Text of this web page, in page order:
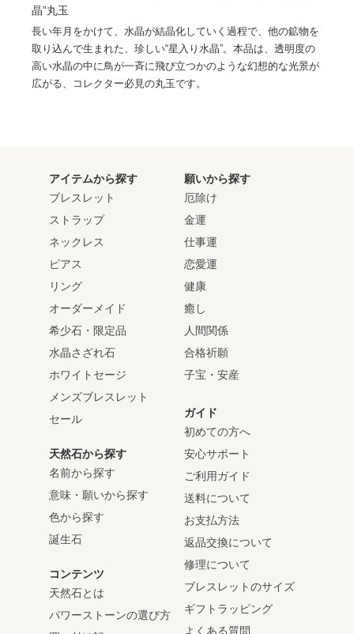
晶”丸玉
長い年月をかけて、水晶が結晶化していく過程で、他の鉱物を
取り込んで生まれた、珍しい“星入り水晶”。本品は、透明度の
高い水晶の中に鳥が一斉に飛び立つかのような幻想的な光景が
広がる、コレクター必見の丸玉です。
アイテムから探す
ブレスレット
ストラップ
ネックレス
ピアス
リング
オーダーメイド
希少石・限定品
水晶さざれ石
ホワイトセージ
メンズブレスレット
セール
願いから探す
厄除け
金運
仕事運
恋愛運
健康
癒し
人間関係
合格祈願
子宝・安産
天然石から探す
名前から探す
意味・願いから探す
色から探す
誕生石
コンテンツ
天然石とは
パワーストーンの選び方
ガイド
初めての方へ
安心サポート
ご利用ガイド
送料について
お支払方法
返品交換について
修理について
ブレスレットのサイズ
ギフトラッピング
よくある質問